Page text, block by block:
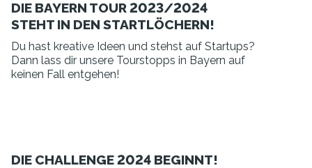
DIE BAYERN TOUR 2023/2024
STEHT IN DEN STARTLÖCHERN!
Du hast kreative Ideen und stehst auf Startups?
Dann lass dir unsere Tourstopps in Bayern auf
keinen Fall entgehen!
DIE CHALLENGE 2024 BEGINNT!